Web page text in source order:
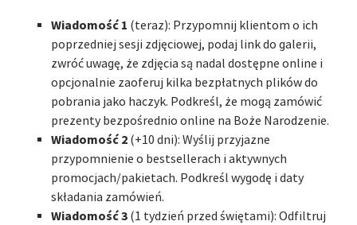
Wiadomość 1 (teraz): Przypomnij klientom o ich
poprzedniej sesji zdjęciowej, podaj link do galerii,
zwróć uwagę, że zdjęcia są nadal dostępne online i
opcjonalnie zaoferuj kilka bezpłatnych plików do
pobrania jako haczyk. Podkreśl, że mogą zamówić
prezenty bezpośrednio online na Boże Narodzenie.
Wiadomość 2 (+10 dni): Wyślij przyjazne
przypomnienie o bestsellerach i aktywnych
promocjach/pakietach. Podkreśl wygodę i daty
składania zamówień.
Wiadomość 3 (1 tydzień przed świętami): Odfiltruj